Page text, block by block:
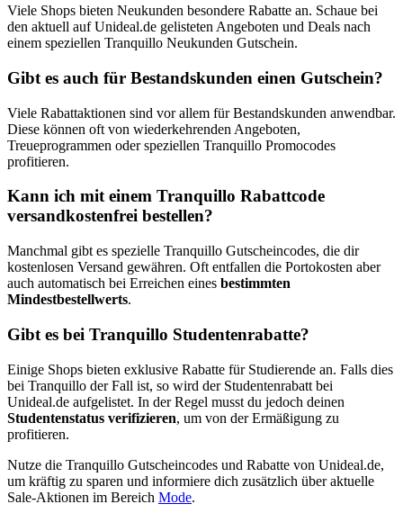
Viele Shops bieten Neukunden besondere Rabatte an. Schaue bei
den aktuell auf Unideal.de gelisteten Angeboten und Deals nach
einem speziellen Tranquillo Neukunden Gutschein.
Gibt es auch für Bestandskunden einen Gutschein?
Viele Rabattaktionen sind vor allem für Bestandskunden anwendbar.
Diese können oft von wiederkehrenden Angeboten,
Treueprogrammen oder speziellen Tranquillo Promocodes
profitieren.
Kann ich mit einem Tranquillo Rabattcode
versandkostenfrei bestellen?
Manchmal gibt es spezielle Tranquillo Gutscheincodes, die dir
kostenlosen Versand gewähren. Oft entfallen die Portokosten aber
auch automatisch bei Erreichen eines bestimmten
Mindestbestellwerts.
Gibt es bei Tranquillo Studentenrabatte?
Einige Shops bieten exklusive Rabatte für Studierende an. Falls dies
bei Tranquillo der Fall ist, so wird der Studentenrabatt bei
Unideal.de aufgelistet. In der Regel musst du jedoch deinen
Studentenstatus verifizieren, um von der Ermäßigung zu
profitieren.
Nutze die Tranquillo Gutscheincodes und Rabatte von Unideal.de,
um kräftig zu sparen und informiere dich zusätzlich über aktuelle
Sale-Aktionen im Bereich Mode.